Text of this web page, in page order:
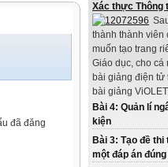
Xác thực Thông
thành thành viên
muốn tạo trang
Giáo dục, cho cá
bài giảng điện tử
bài giảng
Bài 4: Quản lí
kiện
Bài 3: Tạo đề
một đáp án đúng
đã đăng